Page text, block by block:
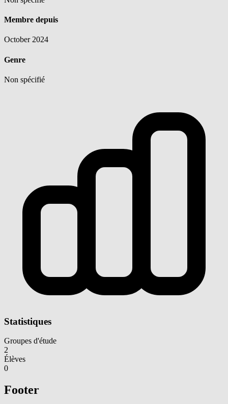
Membre depuis
October 2024
Genre
Non spécifié
Statistiques
Groupes d'étude
2
Élèves
0
Footer